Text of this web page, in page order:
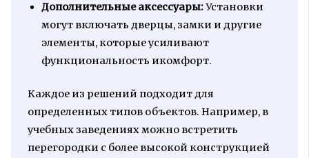
Дополнительные аксессуары:Установки
могут включать дверцы, замки и другие
элементы, которые усиливают
функциональность икомфорт.
Каждое из решений подходит для
определенных типов объектов. Например, в
учебных заведениях можно встретить
перегородки с более высокой конструкцией